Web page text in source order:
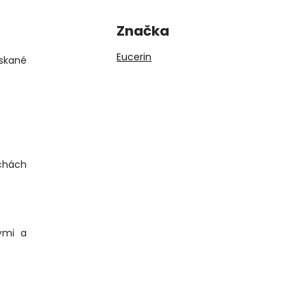
a
Značka
Eucerin